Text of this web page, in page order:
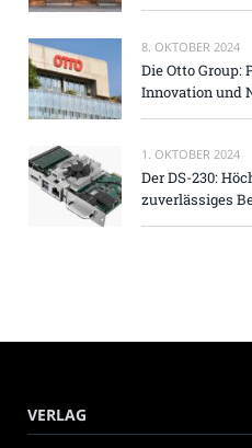
8. OKTOBER 2024
Die Otto Group:
Innovation und
1. OKTOBER 2024
Der DS-230:
zuverlässiges
VERLAG